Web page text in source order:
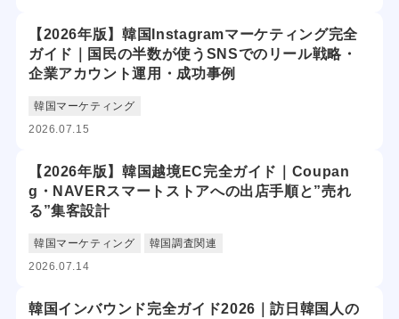
【2026年版】韓国Instagramマーケティング完全
ガイド｜国民の半数が使うSNSでのリール戦略・
企業アカウント運用・成功事例
韓国マーケティング
2026.07.15
【2026年版】韓国越境EC完全ガイド｜Coupan
g・NAVERスマートストアへの出店手順と”売れ
る”集客設計
韓国マーケティング
韓国調査関連
2026.07.14
韓国インバウンド完全ガイド2026｜訪日韓国人の